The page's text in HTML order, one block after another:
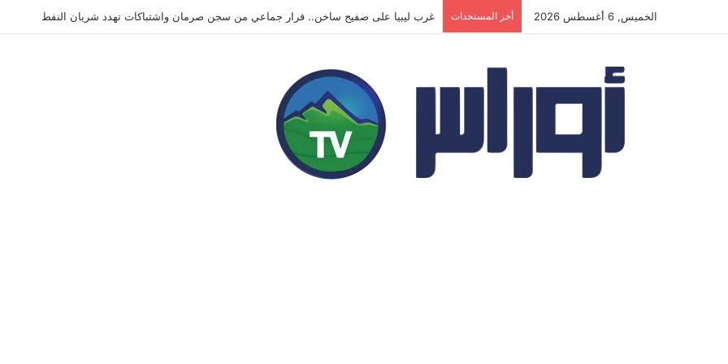
الخميس, 6 أغسطس 2026 أخر المستجدات ترمب أمام مفترق إيران.. التصعيد أم الانسحاب؟ حرب قد ترسم إرثه السياسي